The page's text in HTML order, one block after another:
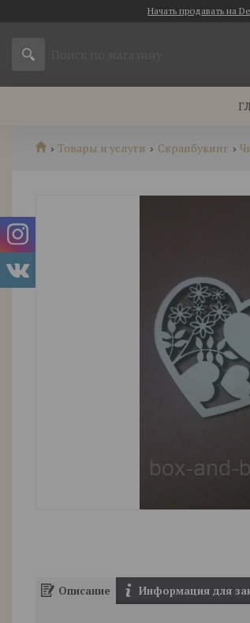
Начать продавать на
Товары и услуги Скрапбукинг
Описание Информация для